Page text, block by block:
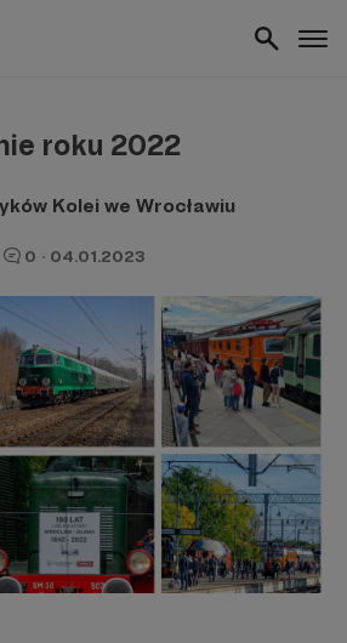
roku 2022
Kolei we Wrocławiu
0 · 04.01.2023